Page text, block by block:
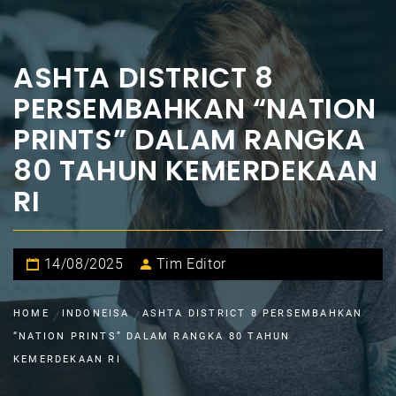
ASHTA DISTRICT 8
PERSEMBAHKAN “NATION
PRINTS” DALAM RANGKA
80 TAHUN KEMERDEKAAN
RI
14/08/2025 Tim Editor
HOME INDONEISA
ASHTA DISTRICT 8 PERSEMBAHKAN
“NATION PRINTS” DALAM RANGKA 80 TAHUN
KEMERDEKAAN RI